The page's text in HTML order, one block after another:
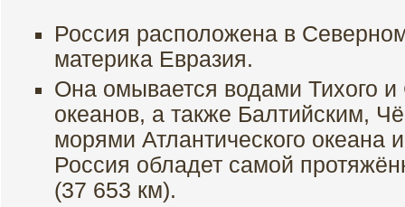
Россия расположена в
материка Евразия.
Она омывается водами Тихого и
океанов, а также Балтийским,
морями Атлантического океана
Россия обладет самой
(37 653 км).